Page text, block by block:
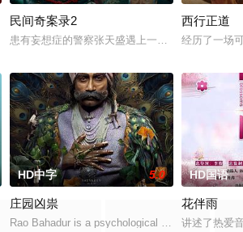
仁萌生拍一部《河南人在北京》电影的念头，在
民间奇案录2
患有妄想症的警察张天盛遇上一起离奇的神像杀人
西行正道
经历了一场
型师丽娜在瑞士的一场颁奖典礼后，被一种突如
HD中字 5.0
庄园凶祟
Rao Bahadur is a psychological drama set
HD国语
花伴雨
讲述了热爱